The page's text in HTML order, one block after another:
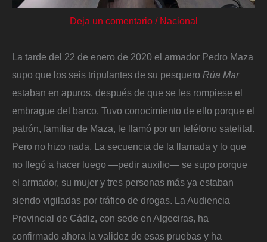
Deja un comentario / Nacional
La tarde del 22 de enero de 2020 el armador Pedro Maza
supo que los seis tripulantes de su pesquero Rúa Mar
estaban en apuros, después de que se les rompiese el
embrague del barco. Tuvo conocimiento de ello porque el
patrón, familiar de Maza, le llamó por un teléfono satelital.
Pero no hizo nada. La secuencia de la llamada y lo que
no llegó a hacer luego —pedir auxilio— se supo porque
el armador, su mujer y tres personas más ya estaban
siendo vigiladas por tráfico de drogas. La Audiencia
Provincial de Cádiz, con sede en Algeciras, ha
confirmado ahora la validez de esas pruebas y ha